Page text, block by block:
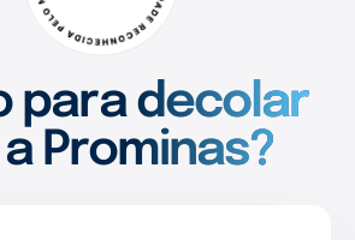
para decolar
Prominas?